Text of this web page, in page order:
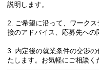
説明します。
2. ご希望に沿って、ワーク
接のアドバイス、応募先への
3. 内定後の就業条件の交渉
たします。お気軽にご相談く